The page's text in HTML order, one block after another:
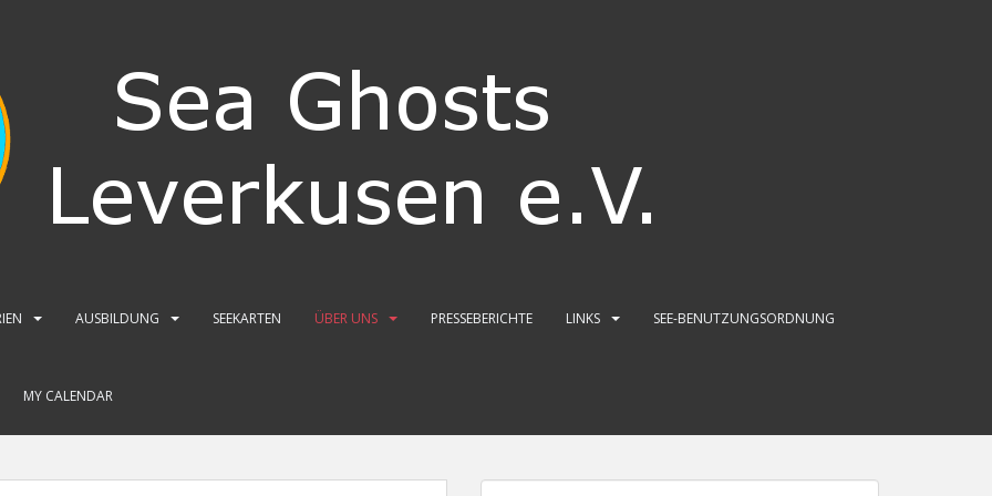
AUSBILDUNG SEEKARTEN ÜBER UNS PRESSEBERICHTE LINKS SEE-BENUTZUNGSORDNUNG
MY CALENDAR